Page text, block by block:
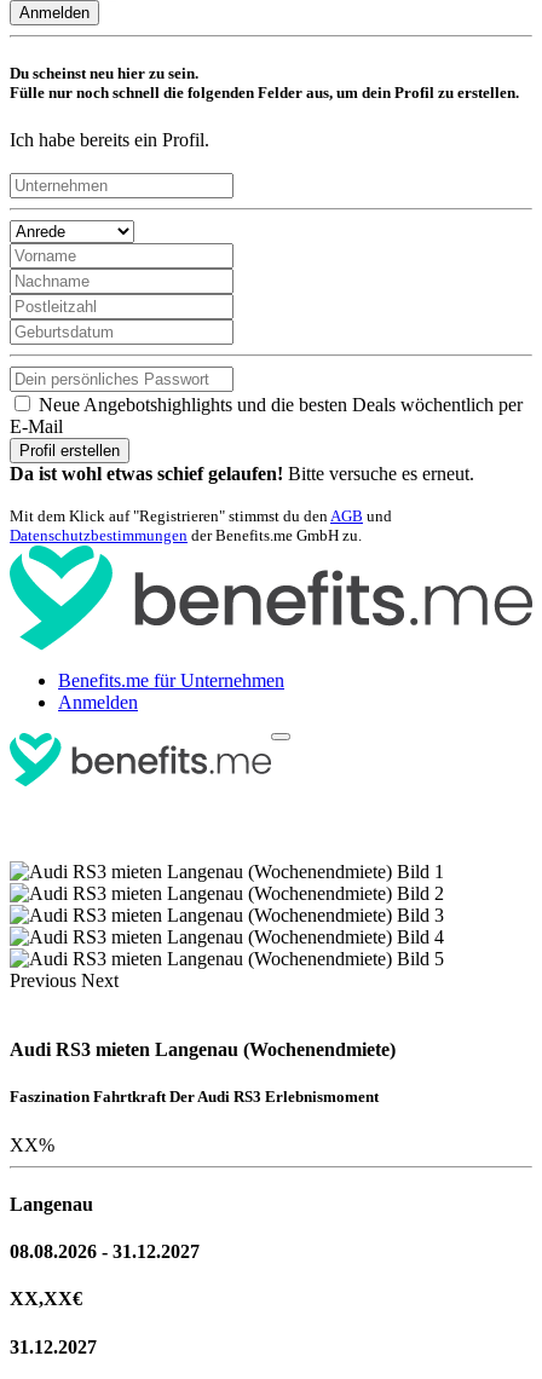
Anmelden
Du scheinst neu hier zu sein.
Fülle nur noch schnell die folgenden Felder aus, um dein Profil zu erstellen.
Ich habe bereits ein Profil.
Neue Angebotshighlights und die besten Deals wöchentlich per
E-Mail
Profil erstellen
Da ist wohl etwas schief gelaufen! Bitte versuche es erneut.
Mit dem Klick auf "Registrieren" stimmst du denAGB und
Datenschutzbestimmungen der Benefits.me GmbH zu.
Benefits.me für Unternehmen
Anmelden
Previous Next
Audi RS3 mieten Langenau (Wochenendmiete)
Faszination Fahrtkraft Der Audi RS3 Erlebnismoment
XX%
Langenau
08.08.2026 - 31.12.2027
XX,XX€
31.12.2027